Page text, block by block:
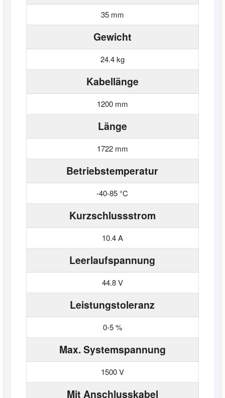
35 mm
Gewicht
24.4 kg
Kabellänge
1200 mm
Länge
1722 mm
Betriebstemperatur
-40-85 °C
Kurzschlussstrom
10.4 A
Leerlaufspannung
44.8 V
Leistungstoleranz
0-5 %
Max. Systemspannung
1500 V
Mit Anschlusskabel